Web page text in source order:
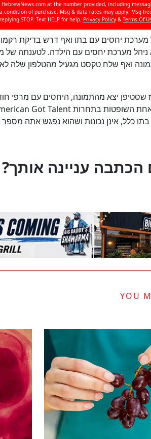
HebrewNews.com at the number provided, including
condition of purchase. Msg & data rates may apply. Msg
STOP. Text HELP for help. Privacy Policy & Terms Of
מערכת יחסים עם בתו ואף דרש בדיקת
ניהל מערכת יחסים עם הילדה. לטענתה
ואף שלח טקסט מגעיל מהטלפון שלה
שסטיפן יצא מהתמונה, היחסים עם מרפי
השופטות בתחרותGot Talent
כלל, אינן נכונות ושהוא נפגש אתה
הכתבה עניינה אותך
YOU